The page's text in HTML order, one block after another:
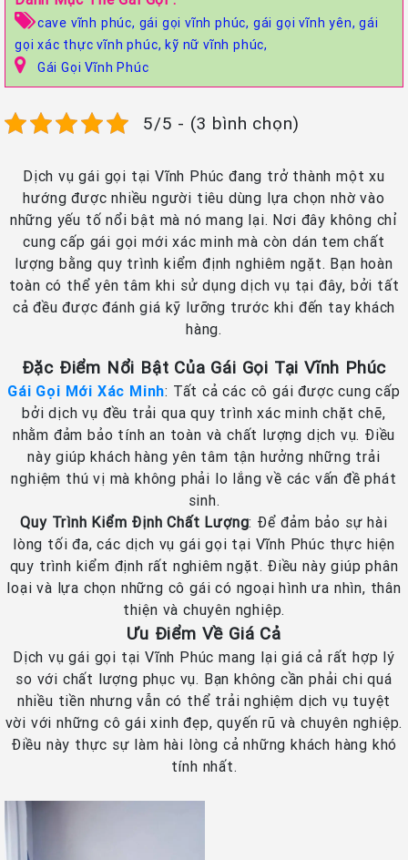
cave vĩnh phúc, gái gọi vĩnh phúc, gái gọi vĩnh yên,gái
gọi xác thực vĩnh phúc,kỹ nữ vĩnh phúc,
Gái Gọi Vĩnh Phúc
5/5 - (3 bình chọn)
Dịch vụ gái gọi tại Vĩnh Phúc đang trở thành một xu
hướng được nhiều người tiêu dùng lựa chọn nhờ vào
những yếu tố nổi bật mà nó mang lại. Nơi đây không chỉ
cung cấp gái gọi mới xác minh mà còn dán tem chất
lượng bằng quy trình kiểm định nghiêm ngặt. Bạn hoàn
toàn có thể yên tâm khi sử dụng dịch vụ tại đây, bởi tất
cả đều được đánh giá kỹ lưỡng trước khi đến tay khách
hàng.
Đặc Điểm Nổi Bật Của Gái Gọi Tại Vĩnh Phúc
Gái Gọi Mới Xác Minh: Tất cả các cô gái được cung cấp
bởi dịch vụ đều trải qua quy trình xác minh chặt chẽ,
nhằm đảm bảo tính an toàn và chất lượng dịch vụ. Điều
này giúp khách hàng yên tâm tận hưởng những trải
nghiệm thú vị mà không phải lo lắng về các vấn đề phát
sinh.
Quy Trình Kiểm Định Chất Lượng: Để đảm bảo sự hài
lòng tối đa, các dịch vụ gái gọi tại Vĩnh Phúc thực hiện
quy trình kiểm định rất nghiêm ngặt. Điều này giúp phân
loại và lựa chọn những cô gái có ngoại hình ưa nhìn, thân
thiện và chuyên nghiệp.
Ưu Điểm Về Giá Cả
Dịch vụ gái gọi tại Vĩnh Phúc mang lại giá cả rất hợp lý
so với chất lượng phục vụ. Bạn không cần phải chi quá
nhiều tiền nhưng vẫn có thể trải nghiệm dịch vụ tuyệt
vời với những cô gái xinh đẹp, quyến rũ và chuyên nghiệp.
Điều này thực sự làm hài lòng cả những khách hàng khó
tính nhất.